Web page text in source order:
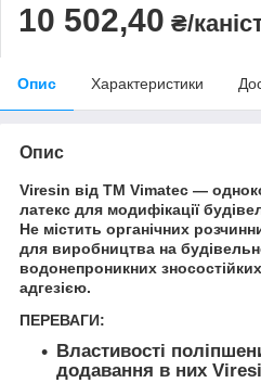
10 502,40 ₴/
Опис Характеристики
Опис
Viresin від ТМ Vimatec —
латекс для модифікації
Не містить органічних
для виробництва на
водонепроникних
адгезією.
ПЕРЕВАГИ:
Властивості
додавання в них